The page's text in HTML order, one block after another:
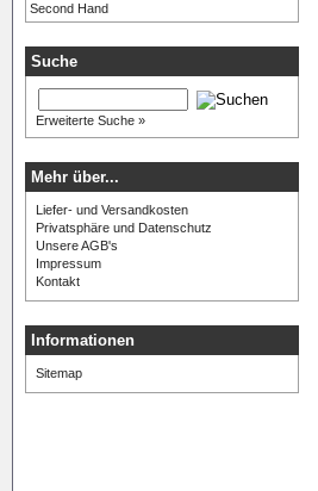
Second Hand
Suche
Erweiterte Suche »
Mehr über...
Liefer- und Versandkosten
Privatsphäre und Datenschutz
Unsere AGB's
Impressum
Kontakt
Informationen
Sitemap